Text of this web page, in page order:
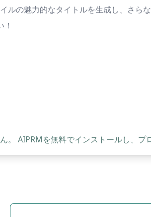
ルの魅力的なタイトルを生成し、さ
AIPRMを無料でインストールし、プ